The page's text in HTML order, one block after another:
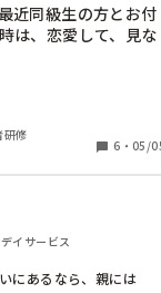
近同級生の方とお付
は、恋愛して、見な
。その友達と、一回
からず、その当時は
以上恋人未満の関
るため電話してた日
とかそう思って、付
はお付き合いしてま
ません。
研修
6 ・ 05/
イサービス
にあるなら、親には